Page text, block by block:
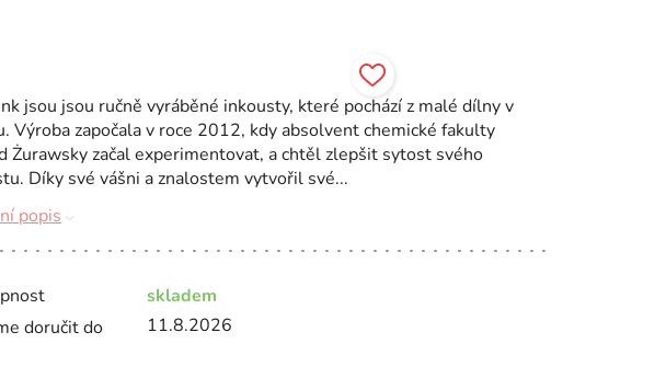
skladem
doručit do
11.8.2026
jsou jsou ručně vyráběné inkousty, které pochází z malé dílny v
Výroba započala v roce 2012, kdy absolvent chemické fakulty
Żurawsky začal experimentovat, a chtěl zlepšit sytost svého
Díky své vášni a znalostem vytvořil své...
popis